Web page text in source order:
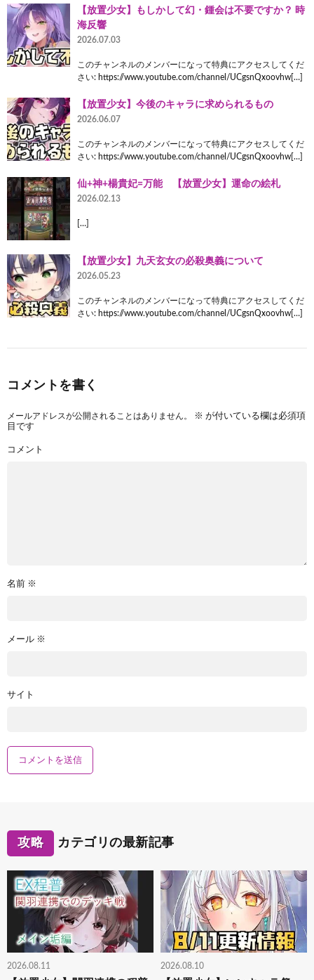
【放置少女】もしかして幻・鍾会は不要ですか？ 時
海反響
2026.07.03
このチャンネルのメンバーになって特典にアクセスしてくだ
さい: https://www.youtube.com/channel/UCgsnQxoovhw[…]
【放置少女】今後のキャラに求められるもの
2026.06.07
このチャンネルのメンバーになって特典にアクセスしてくだ
さい: https://www.youtube.com/channel/UCgsnQxoovhw[…]
仙+神+楊貴妃=万能 【放置少女】運命の絵札
2026.02.13
[…]
【放置少女】九天玄女の必殺奥義について
2026.05.23
このチャンネルのメンバーになって特典にアクセスしてくだ
さい: https://www.youtube.com/channel/UCgsnQxoovhw[…]
コメントを書く
メールアドレスが公開されることはありません。 ※ が付いている欄は必須項
目です
コメント
名前 ※
メール ※
サイト
攻略 カテゴリの最新記事
2026.08.11 2026.08.10